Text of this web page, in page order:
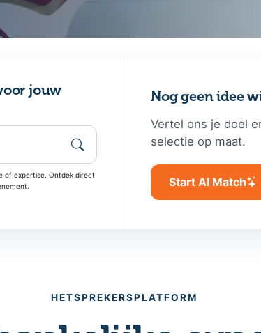
jouw
of expertise. Ontdek direct
Nog geen idee
Vertel ons je doel
selectie op maat.
Start AI Match
HETSPREKERSPLATFORM